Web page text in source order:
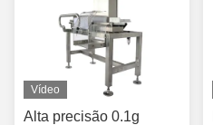
Vídeo
Alta precisão 0.1g